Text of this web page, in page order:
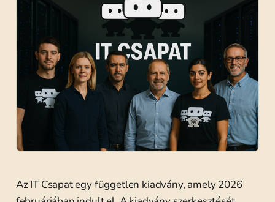
Az IT Csapat egy független kiadvány, amely 2026